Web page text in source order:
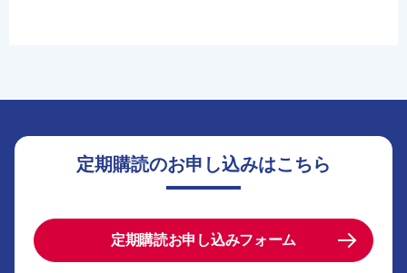
定期購読のお申し込みはこちら
定期購読お申し込みフォーム